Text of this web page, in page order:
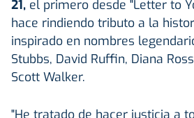
21, el primero desde "Letter to
hace rindiendo tributo a la
inspirado en nombres
Stubbs, David Ruffin, Diana
Scott Walker.
"He tratado de hacer justicia a